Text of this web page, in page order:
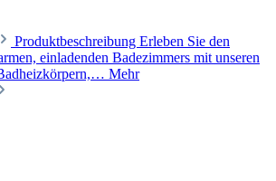
Produktbeschreibung Erleben Sie den
einladenden Badezimmers mit unseren
Mehr